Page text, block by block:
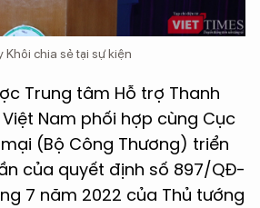
chia sẻ tại sự kiện
Trung tâm Hỗ trợ Thanh
Nam phối hợp cùng Cục
(Bộ Công Thương) triển
của quyết định số 897/QĐ-
7 năm 2022 của Thủ tướng